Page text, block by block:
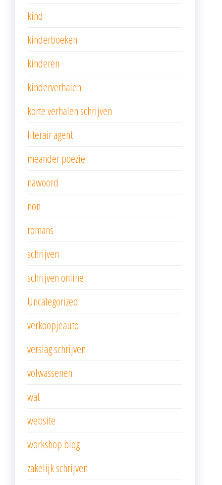
kind
kinderboeken
kinderen
kinderverhalen
korte verhalen schrijven
literair agent
meander poezie
nawoord
non
romans
schrijven
schrijven online
Uncategorized
verkoopjeauto
verslag schrijven
volwassenen
wat
website
workshop blog
zakelijk schrijven